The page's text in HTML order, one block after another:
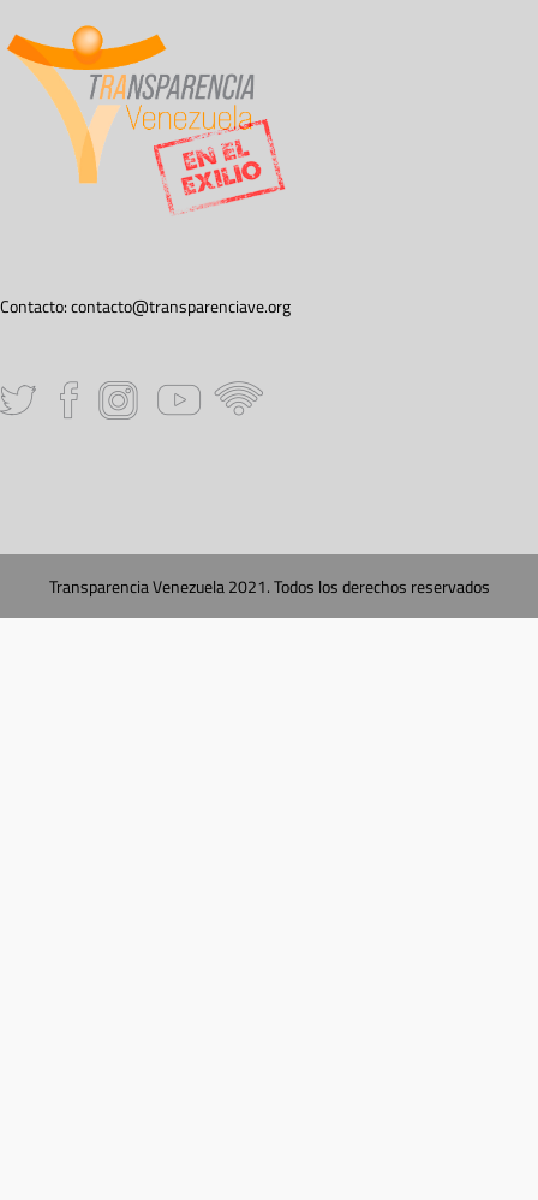
Contacto:contacto@transparenciave.org
Transparencia Venezuela 2021. Todos los derechos reservados